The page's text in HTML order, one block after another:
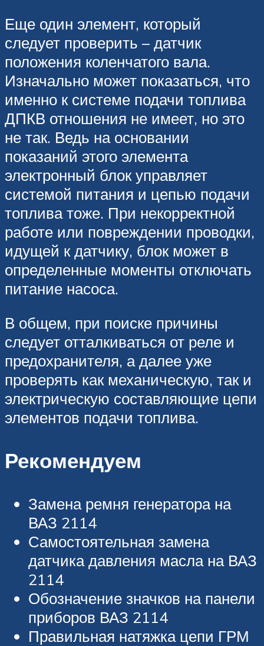
Еще один элемент, который
следует проверить – датчик
положения коленчатого вала.
Изначально может показаться, что
именно к системе подачи топлива
ДПКВ отношения не имеет, но это
не так. Ведь на основании
показаний этого элемента
электронный блок управляет
системой питания и цепью подачи
топлива тоже. При некорректной
работе или повреждении проводки,
идущей к датчику, блок может в
определенные моменты отключать
питание насоса.
В общем, при поиске причины
следует отталкиваться от реле и
предохранителя, а далее уже
проверять как механическую, так и
электрическую составляющие цепи
элементов подачи топлива.
Рекомендуем
Замена ремня генератора на
ВАЗ 2114
Самостоятельная замена
датчика давления масла на ВАЗ
2114
Обозначение значков на панели
приборов ВАЗ 2114
Правильная натяжка цепи ГРМ